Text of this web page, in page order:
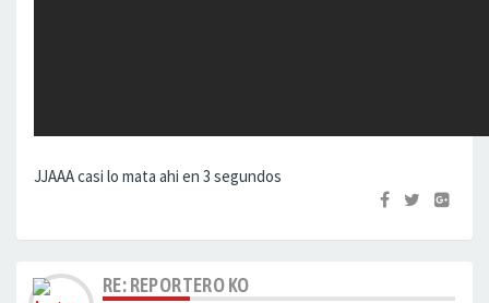
JJAAA casi lo mata ahi en 3 segundos
RE: REPORTERO KO